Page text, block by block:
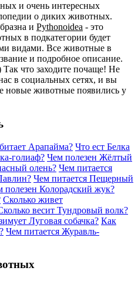
и очень интересных
о диких животных.
и Pythonoidea - это
в подкатегории будет
видами. Все животные в
и подробное описание.
что заходите почаще! Не
в социальных сетях, и вы
новые животные появились у
Арапайма? Что ест Белка
голиаф? Чем полезен Жёлтый
олень? Чем питается
Чем питается Пещерный
полезен Колорадский жук?
Сколько живет
весит Тундровый волк?
Луговая собачка? Как
Чем питается Журавль-